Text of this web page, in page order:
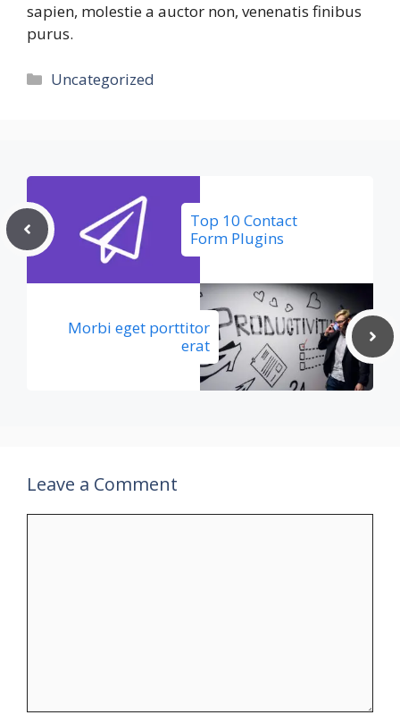
sapien, molestie a auctor non, venenatis finibus
purus.
Categories
Uncategorized
Top 10 Contact
Form Plugins
Morbi eget porttitor
erat
Leave a Comment